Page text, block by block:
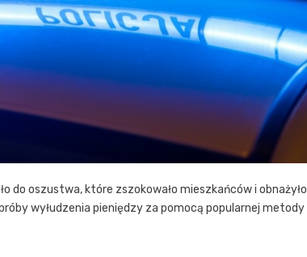
do oszustwa, które zszokowało mieszkańców i obnażyło
wyłudzenia pieniędzy za pomocą popularnej metody